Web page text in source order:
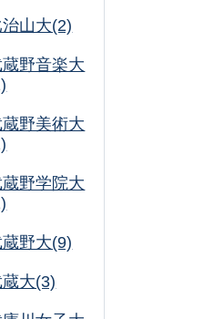
治山大(2)
野音楽大
野美術大
野学院大
野大(9)
大(3)